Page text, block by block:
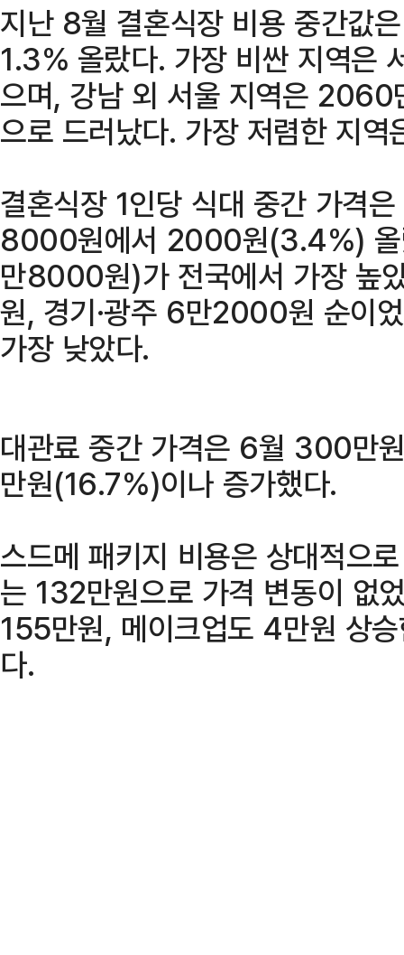
지난 8월 결혼식장 비용 중간값
1.3% 올랐다. 가장 비싼 지역은
으며, 강남 외 서울 지역은
으로 드러났다. 가장 저렴한 지
결혼식장 1인당 식대 중간 가격
8000원에서 2000원(3.4%) 올
만8000원)가 전국에서 가장 높
원, 경기·광주 6만2000원 순이
가장 낮았다.
대관료 중간 가격은 6월 300만
만원(16.7%)이나 증가했다.
스드메 패키지 비용은 상대적으
는 132만원으로 가격 변동이 없
155만원, 메이크업도 4만원 상
다.